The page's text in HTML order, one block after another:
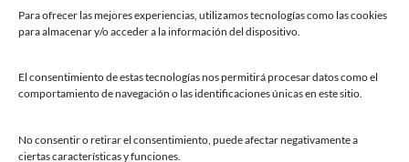
Para ofrecer las mejores experiencias, utilizamos tecnologías como las cookies
para almacenar y/o acceder a la información del dispositivo.
El consentimiento de estas tecnologías nos permitirá procesar datos como el
comportamiento de navegación o las identificaciones únicas en este sitio.
No consentir o retirar el consentimiento, puede afectar negativamente a
ciertas características y funciones.
Horarios y contacto
Teléfonos de interés
Chatbot Siero
SEDES ELECTRÓNICAS
Sede del Ayuntamiento de Siero